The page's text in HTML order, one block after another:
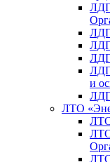
и
ЛТО